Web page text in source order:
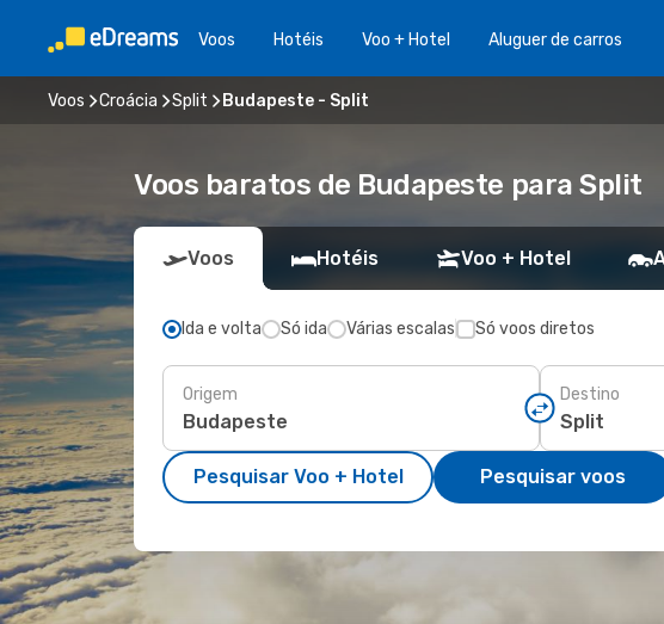
Voos Hotéis Voo + Hotel Aluguer de carros
Voos Croácia Split Budapeste - Split
Voos baratos de Budapeste para Split
Voos Hotéis Voo + Hotel
Ida e volta Só ida Várias escalas Só voos diretos
Origem Destino
Pesquisar Voo + Hotel Pesquisar voos